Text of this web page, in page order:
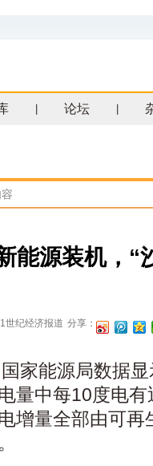
论坛
能源装机，“
世纪经济报道 分享：
国家能源局数据
量中每10度电
增量全部由可